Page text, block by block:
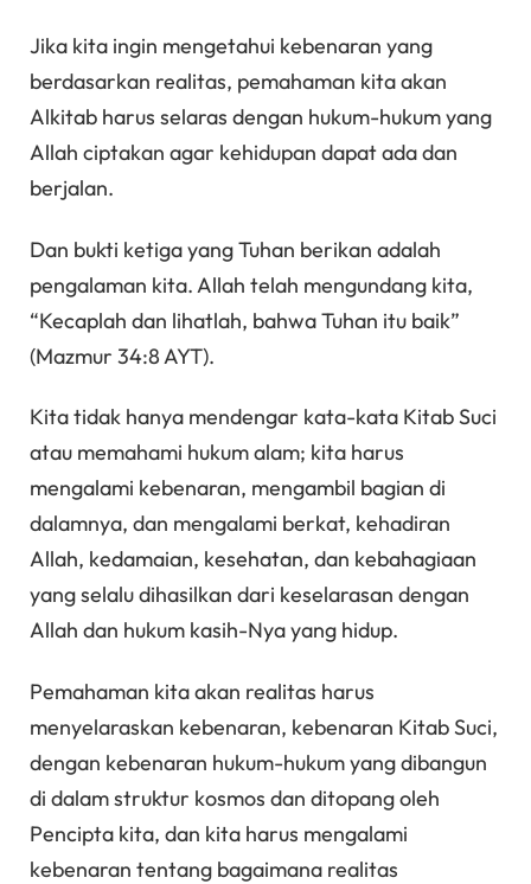
Jika kita ingin mengetahui kebenaran yang
berdasarkan realitas, pemahaman kita akan
Alkitab harus selaras dengan hukum-hukum yang
Allah ciptakan agar kehidupan dapat ada dan
berjalan.
Dan bukti ketiga yang Tuhan berikan adalah
pengalaman kita. Allah telah mengundang kita,
“Kecaplah dan lihatlah, bahwa Tuhan itu baik”
(Mazmur 34:8 AYT).
Kita tidak hanya mendengar kata-kata Kitab Suci
atau memahami hukum alam; kita harus
mengalami kebenaran, mengambil bagian di
dalamnya, dan mengalami berkat, kehadiran
Allah, kedamaian, kesehatan, dan kebahagiaan
yang selalu dihasilkan dari keselarasan dengan
Allah dan hukum kasih-Nya yang hidup.
Pemahaman kita akan realitas harus
menyelaraskan kebenaran, kebenaran Kitab Suci,
dengan kebenaran hukum-hukum yang dibangun
di dalam struktur kosmos dan ditopang oleh
Pencipta kita, dan kita harus mengalami
kebenaran tentang bagaimana realitas